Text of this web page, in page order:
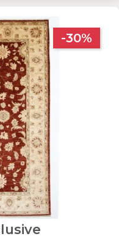
-30%